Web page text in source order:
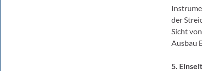
der
Sicht
Ausbau
5.